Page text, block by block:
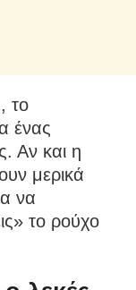
το
ένας
Αν και η
μερικά
να
το ρούχο